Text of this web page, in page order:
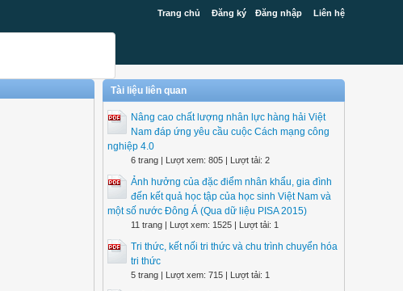
Trang chủ Đăng ký Đăng nhập Liên hệ
Tài liệu liên quan
Nâng cao chất lượng nhân lực hàng hải Việt
Nam đáp ứng yêu cầu cuộc Cách mạng công
nghiệp 4.0
6 trang | Lượt xem: 805 | Lượt tải: 2
Ảnh hưởng của đặc điểm nhân khẩu, gia đình
đến kết quả học tập của học sinh Việt Nam và
một số nước Đông Á (Qua dữ liệu PISA 2015)
11 trang | Lượt xem: 1525 | Lượt tải: 1
Tri thức, kết nối tri thức và chu trình chuyển hóa
tri thức
5 trang | Lượt xem: 715 | Lượt tải: 1